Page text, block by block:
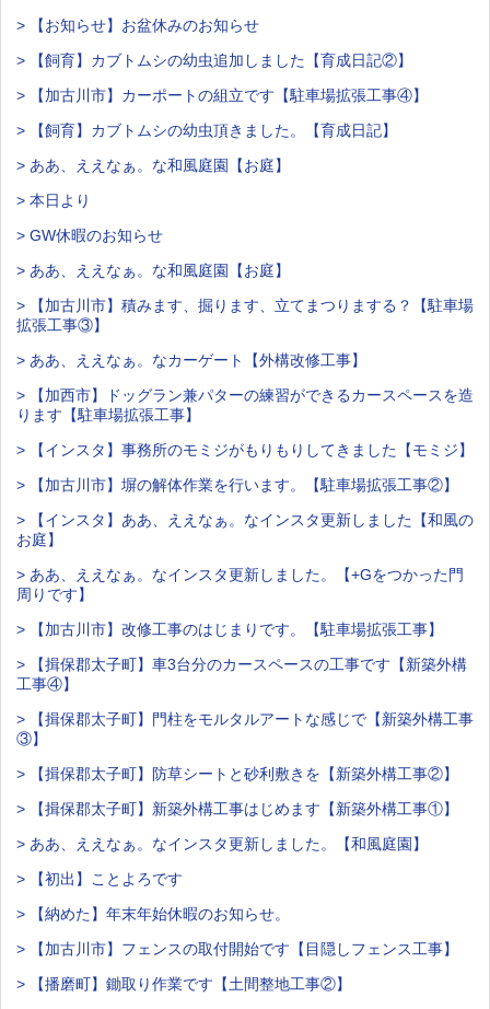
> 【お知らせ】お盆休みのお知らせ
> 【飼育】カブトムシの幼虫追加しました【育成日記②】
> 【加古川市】カーポートの組立です【駐車場拡張工事④】
> 【飼育】カブトムシの幼虫頂きました。【育成日記】
> ああ、ええなぁ。な和風庭園【お庭】
> 本日より
> GW休暇のお知らせ
> ああ、ええなぁ。な和風庭園【お庭】
> 【加古川市】積みます、掘ります、立てまつりまする？【駐車場
拡張工事③】
> ああ、ええなぁ。なカーゲート【外構改修工事】
> 【加西市】ドッグラン兼パターの練習ができるカースペースを造
ります【駐車場拡張工事】
> 【インスタ】事務所のモミジがもりもりしてきました【モミジ】
> 【加古川市】塀の解体作業を行います。【駐車場拡張工事②】
> 【インスタ】ああ、ええなぁ。なインスタ更新しました【和風の
お庭】
> ああ、ええなぁ。なインスタ更新しました。【+Gをつかった門
周りです】
> 【加古川市】改修工事のはじまりです。【駐車場拡張工事】
> 【揖保郡太子町】車3台分のカースペースの工事です【新築外構
工事④】
> 【揖保郡太子町】門柱をモルタルアートな感じで【新築外構工事
③】
> 【揖保郡太子町】防草シートと砂利敷きを【新築外構工事②】
> 【揖保郡太子町】新築外構工事はじめます【新築外構工事①】
> ああ、ええなぁ。なインスタ更新しました。【和風庭園】
> 【初出】ことよろです
> 【納めた】年末年始休暇のお知らせ。
> 【加古川市】フェンスの取付開始です【目隠しフェンス工事】
> 【播磨町】鋤取り作業です【土間整地工事②】